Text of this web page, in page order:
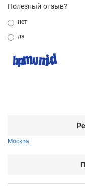
Полезный отзыв?
нет
да
Москва